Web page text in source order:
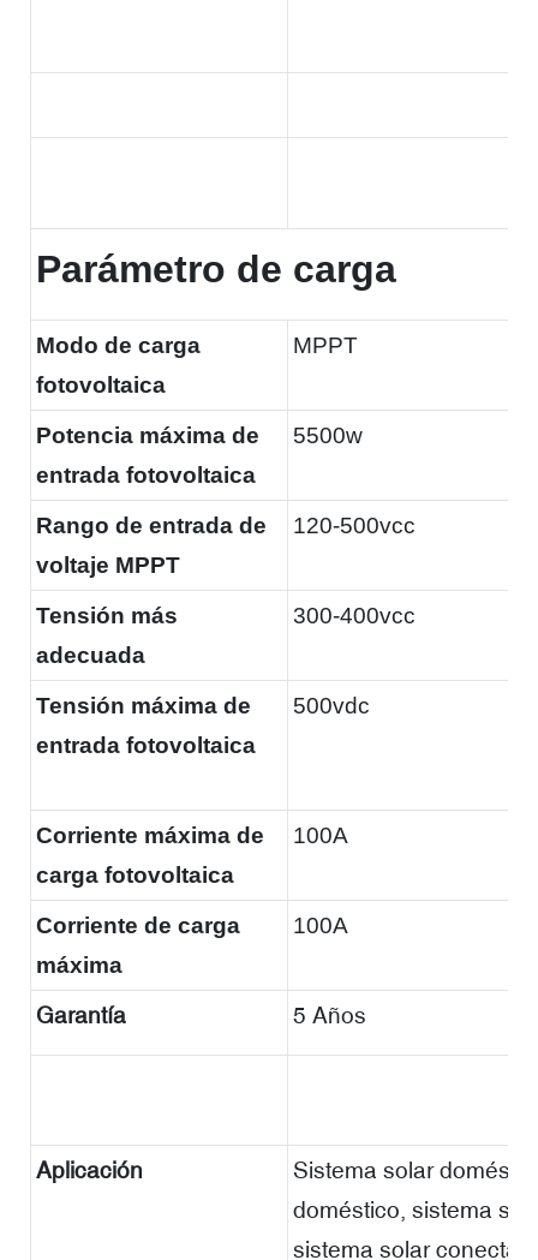
Parámetro de carga
Modo de carga
fotovoltaica
MPPT
Potencia máxima de
entrada fotovoltaica
5500w
Rango de entrada de
voltaje MPPT
120-500vcc
Tensión más
adecuada
300-400vcc
Tensión máxima de
entrada fotovoltaica
500vdc
Corriente máxima de
carga fotovoltaica
100A
Corriente de carga
máxima
100A
Garantía 5 Años
Aplicación
Sistema solar
doméstico, sistema
sistema solar